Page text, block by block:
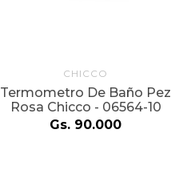
CHICCO
Termometro De Baño Pez
Rosa Chicco - 06564-10
Gs. 90.000